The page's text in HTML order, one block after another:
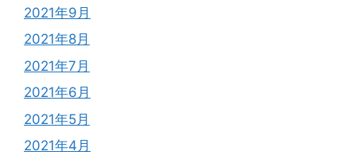
2021年9月
2021年8月
2021年7月
2021年6月
2021年5月
2021年4月